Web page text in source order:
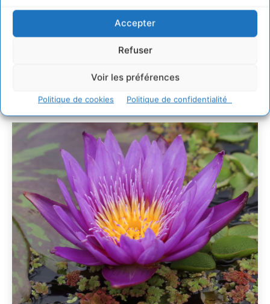
Accepter
Refuser
Voir les préférences
Politique de cookies Politique de confidentialité
29 juillet 2026
L’éco-anxiété informe et l’éco-lucidité transforme
adaptées au changement climatique